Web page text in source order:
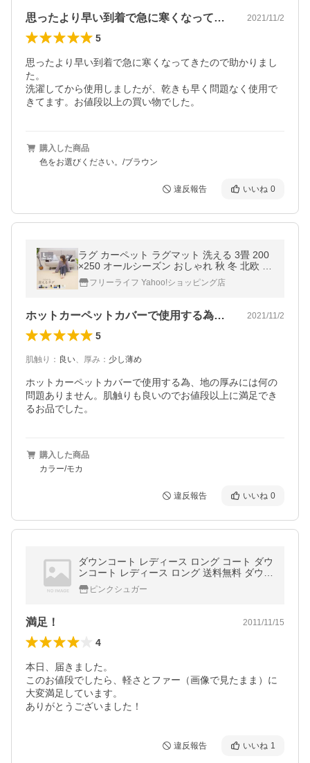
思ったより早い到着で急に寒くなってきた… 2021/11/2
5
思ったより早い到着で急に寒くなってきたので助かりまし
た。
洗濯してから使用しましたが、乾きも早く問題なく使用で
きてます。お値段以上の買い物でした。
購入した商品
色をお選びください。/ブラウン
違反報告 いいね 0
ラグ カーペット ラグマット 洗える 3畳 200
×250 オールシーズン おしゃれ 秋 冬 北欧 絨
毯 抗菌 防ダニ フリーリー
フリーライフ Yahoo!ショッピング店
ホットカーペットカバーで使用する為、地… 2021/11/2
5
肌触り ： 良い、 厚み ： 少し薄め
ホットカーペットカバーで使用する為、地の厚みには何の
問題ありません。肌触りも良いのでお値段以上に満足でき
るお品でした。
購入した商品
カラー/モカ
違反報告 いいね 0
ダウンコート レディース ロング コート ダウ
ンコート レディース ロング 送料無料 ダウン
コート 軽量 ダウンジャケット
ピンクシュガー
満足！ 2011/11/15
4
本日、届きました。
このお値段でしたら、軽さとファー（画像で見たまま）に
大変満足しています。
ありがとうございました！
違反報告 いいね 1